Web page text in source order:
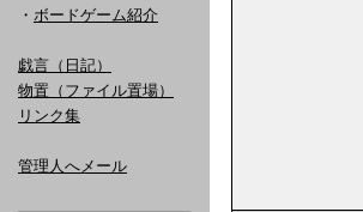
・ ボードゲーム紹介
戯言（日記）
物置（ファイル置場）
リンク集
管理人へメール